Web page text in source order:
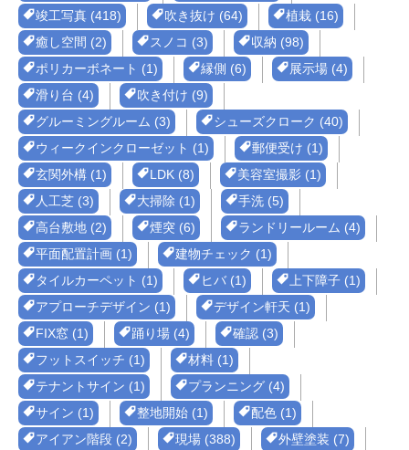
竣工写真 (418) 吹き抜け (64)
植栽 (16)
癒し空間 (2)
スノコ (3)
収納 (98)
ポリカーボネート (1)
縁側 (6)
展示場 (4)
滑り台 (4)
吹き付け (9)
グルーミングルーム (3)
シューズクローク (40)
ウィークインクローゼット (1)
郵便受け (1)
玄関外構 (1)
LDK (8)
美容室撮影 (1)
人工芝 (3)
大掃除 (1)
手洗 (5)
高台敷地 (2)
煙突 (6)
ランドリールーム (4)
平面配置計画 (1)
建物チェック (1)
タイルカーペット (1)
ヒバ (1)
上下障子 (1)
アプローチデザイン (1)
デザイン軒天 (1)
FIX窓 (1)
踊り場 (4)
確認 (3)
フットスイッチ (1)
材料 (1)
テナントサイン (1)
プランニング (4)
サイン (1)
整地開始 (1)
配色 (1)
アイアン階段 (2)
現場 (388)
外壁塗装 (7)